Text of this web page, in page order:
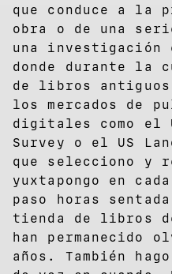
que conduce a la
obra o de una
una investigación
donde durante la
de libros antiguos
los mercados de
digitales como el
Survey o el US
que selecciono y
yuxtapongo en
paso horas
tienda de libros de
han permanecido
años. También